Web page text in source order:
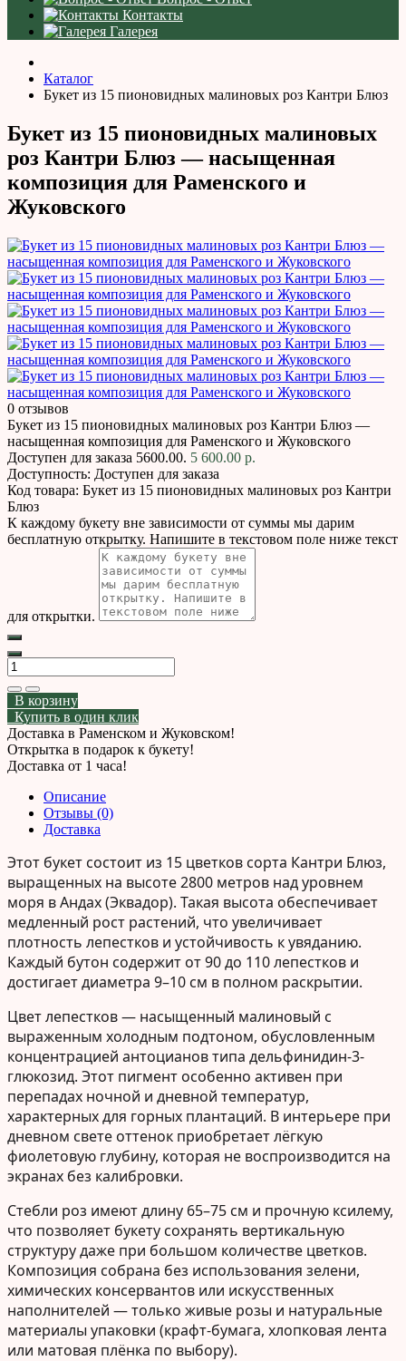
Контакты
Галерея
Каталог
Букет из 15 пионовидных малиновых роз Кантри Блюз
Букет из 15 пионовидных малиновых
роз Кантри Блюз — насыщенная
композиция для Раменского и
Жуковского
0 отзывов
Букет из 15 пионовидных малиновых роз Кантри Блюз —
насыщенная композиция для Раменского и Жуковского
Доступен для заказа 5600.00. 5 600.00 р.
Доступность: Доступен для заказа
Код товара: Букет из 15 пионовидных малиновых роз Кантри
Блюз
К каждому букету вне зависимости от суммы мы дарим
бесплатную открытку. Напишите в текстовом поле ниже текст
для открытки.
В корзину
Купить в один клик
Доставка в Раменском и Жуковском!
Открытка в подарок к букету!
Доставка от 1 часа!
Описание
Отзывы (0)
Доставка
Этот букет состоит из 15 цветков сорта Кантри Блюз,
выращенных на высоте 2800 метров над уровнем
моря в Андах (Эквадор). Такая высота обеспечивает
медленный рост растений, что увеличивает
плотность лепестков и устойчивость к увяданию.
Каждый бутон содержит от 90 до 110 лепестков и
достигает диаметра 9–10 см в полном раскрытии.
Цвет лепестков — насыщенный малиновый с
выраженным холодным подтоном, обусловленным
концентрацией антоцианов типа дельфинидин-3-
глюкозид. Этот пигмент особенно активен при
перепадах ночной и дневной температур,
характерных для горных плантаций. В интерьере при
дневном свете оттенок приобретает лёгкую
фиолетовую глубину, которая не воспроизводится на
экранах без калибровки.
Стебли роз имеют длину 65–75 см и прочную ксилему,
что позволяет букету сохранять вертикальную
структуру даже при большом количестве цветков.
Композиция собрана без использования зелени,
химических консервантов или искусственных
наполнителей — только живые розы и натуральные
материалы упаковки (крафт-бумага, хлопковая лента
или матовая плёнка по выбору).